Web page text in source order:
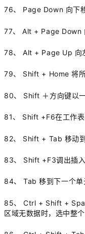
76、 Page Down 向下
77、 Alt + Page Down
78、 Alt + Page Up 向
79、 Shift + Home 将
80、 Shift ＋方向键以
81、 Shift +F6在工作
82、 Shift + Tab 移动
83、 Shift +F3调出插
84、 Tab 移到下一个单
85、 Ctrl + Shift +
区域无数据时，选中整